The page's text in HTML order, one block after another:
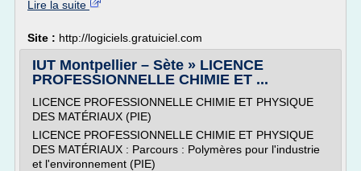
Lire la suite
Site : http://logiciels.gratuiciel.com
IUT Montpellier – Sète » LICENCE
PROFESSIONNELLE CHIMIE ET ...
LICENCE PROFESSIONNELLE CHIMIE ET PHYSIQUE
DES MATÉRIAUX (PIE)
LICENCE PROFESSIONNELLE CHIMIE ET PHYSIQUE
DES MATÉRIAUX : Parcours : Polymères pour l'industrie
et l'environnement (PIE)